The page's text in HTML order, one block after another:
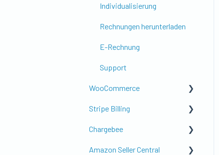
Zusatzfeatures
Buchungsstapel &
Datenprüfung
Shopify Setup mit pathway
Anleitungen
Individualisierung
Rechnungen herunterladen
E-Rechnung
Support
WooCommerce
WooCommerce Setup mit
Stripe Billing
Anleitungen
Chargebee
Anleitungen
Amazon Seller Central